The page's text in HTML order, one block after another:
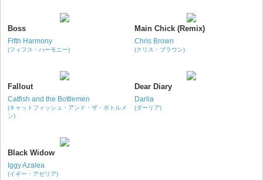
Boss
Fifth Harmony
(フィフス・ハーモニー)
Main Chick (Remix)
Chris Brown
(クリス・ブラウン)
Fallout
Catfish and the Bottlemen
(キャットフィッシュ・アンド・ザ・ボトルメ
ン)
Dear Diary
Darlia
(ダーリア)
Black Widow
Iggy Azalea
(イギー・アゼリア)